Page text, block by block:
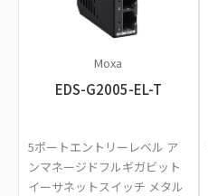
Moxa
EDS-G2005-EL-T
5ポートエントリーレベル ア
ンマネージドフルギガビット
イーサネットスイッチ メタル